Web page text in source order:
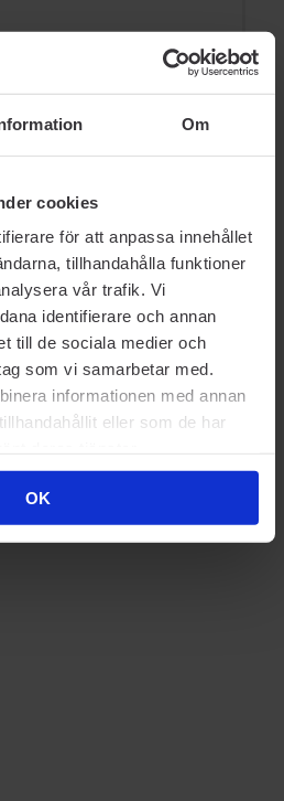
Om
cookies
för att anpassa innehållet
tillhandahålla funktioner
vår trafik. Vi
identifierare och annan
till de sociala medier och
som vi samarbetar med.
informationen med annan
eller som de har
OK
PARFYM